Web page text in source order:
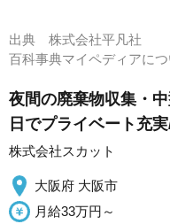
出典 株式会社平凡社
百科事典マイペディアに
夜間の廃棄物収集・
日でプライベート充
株式会社スカット
大阪府 大阪市
月給33万円～